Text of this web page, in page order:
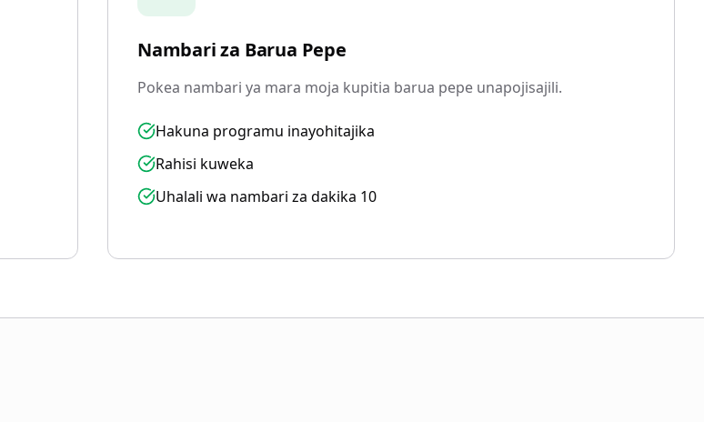
Nambari za Barua Pepe
Pokea nambari ya mara moja kupitia barua pepe unapojisajili.
Hakuna programu inayohitajika
Rahisi kuweka
Uhalali wa nambari za dakika 10